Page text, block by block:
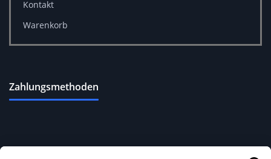
Kontakt
Warenkorb
Zahlungsmethoden